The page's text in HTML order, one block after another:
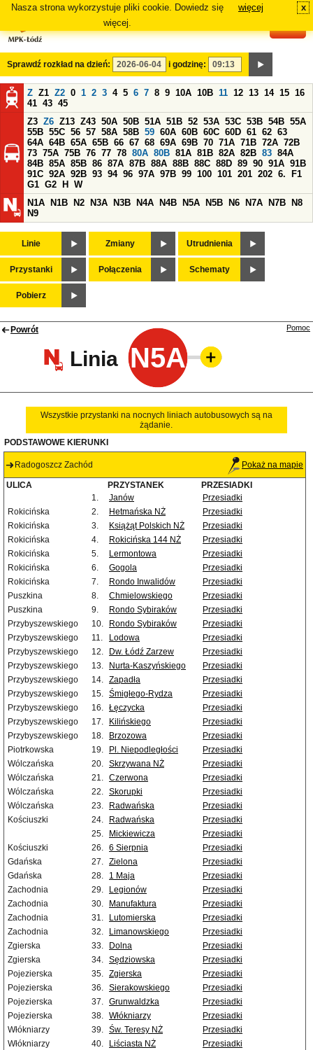
Nasza strona wykorzystuje pliki cookie. Dowiedz się
więcej.
więcej x
Sprawdź rozkład na dzień: i godzinę:
Z Z1 Z2 0 1 2 3 4 5 6 7 8 9 10A 10B 11 12 13 14 15 16
41 43 45
Z3 Z6 Z13 Z43 50A 50B 51A 51B 52 53A 53C 53B 54B 55A
55B 55C 56 57 58A 58B 59 60A 60B 60C 60D 61 62 63
64A 64B 65A 65B 66 67 68 69A 69B 70 71A 71B 72A 72B
73 75A 75B 76 77 78 80A 80B 81A 81B 82A 82B 83 84A
84B 85A 85B 86 87A 87B 88A 88B 88C 88D 89 90 91A 91B
91C 92A 92B 93 94 96 97A 97B 99 100 101 201 202 6.
F1
G1 G2 H
W
N1A
N1B N2 N3A N3B N4A N4B N5A N5B N6 N7A N7B
N8
N9
Linie Zmiany Utrudnienia
Przystanki Połączenia Schematy
Pobierz
Powrót
Linia N5A
Pomoc
Wszystkie przystanki na nocnych liniach autobusowych są na
żądanie.
PODSTAWOWE KIERUNKI
Radogoszcz Zachód Pokaż na mapie
ULICA PRZYSTANEK
PRZESIADKI
1.
Janów
Przesiadki
Rokicińska
2. Hetmańska NŻ
Przesiadki
Rokicińska
3. Książąt Polskich NŻ
Przesiadki
Rokicińska
4. Rokicińska 144 NŻ
Przesiadki
Rokicińska
5. Lermontowa
Przesiadki
Rokicińska
6. Gogola
Przesiadki
Rokicińska
7. Rondo Inwalidów
Przesiadki
Puszkina
8. Chmielowskiego
Przesiadki
Puszkina
9. Rondo Sybiraków
Przesiadki
Przybyszewskiego
10. Rondo Sybiraków
Przesiadki
Przybyszewskiego
11. Lodowa
Przesiadki
Przybyszewskiego
12. Dw. Łódź Zarzew
Przesiadki
Przybyszewskiego
13. Nurta-Kaszyńskiego
Przesiadki
Przybyszewskiego
14. Zapadła
Przesiadki
Przybyszewskiego
15. Śmigłego-Rydza
Przesiadki
Przybyszewskiego
16. Łęczycka
Przesiadki
Przybyszewskiego
17. Kilińskiego
Przesiadki
Przybyszewskiego
18. Brzozowa
Przesiadki
Piotrkowska
19. Pl. Niepodległości
Przesiadki
Wólczańska
20. Skrzywana NŻ
Przesiadki
Wólczańska
21. Czerwona
Przesiadki
Wólczańska
22. Skorupki
Przesiadki
Wólczańska
23. Radwańska
Przesiadki
Kościuszki
24. Radwańska
Przesiadki
25.
Mickiewicza
Przesiadki
Kościuszki
26. 6 Sierpnia
Przesiadki
Gdańska
27. Zielona
Przesiadki
Gdańska
28. 1 Maja
Przesiadki
Zachodnia
29. Legionów
Przesiadki
Zachodnia
30. Manufaktura
Przesiadki
Zachodnia
31. Lutomierska
Przesiadki
Zachodnia
32. Limanowskiego
Przesiadki
Zgierska
33. Dolna
Przesiadki
Zgierska
34. Sędziowska
Przesiadki
Pojezierska
35. Zgierska
Przesiadki
Pojezierska
36. Sierakowskiego
Przesiadki
Pojezierska
37. Grunwaldzka
Przesiadki
Pojezierska
38. Włókniarzy
Przesiadki
Włókniarzy
39. Św. Teresy NŻ
Przesiadki
Włókniarzy
40. Liściasta NŻ
Przesiadki